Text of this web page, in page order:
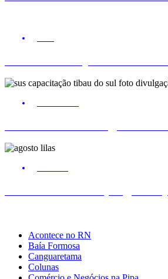
Acontece no RN
Baía Formosa
Canguaretama
Colunas